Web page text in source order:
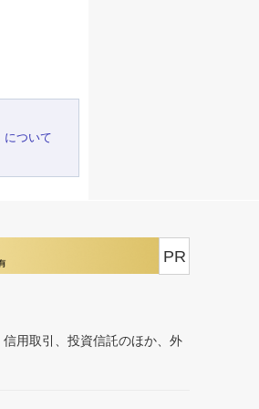
について
PR
用取引、投資信託のほか、外